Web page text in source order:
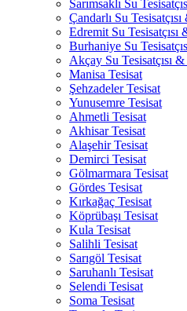
Sarımsaklı Su
Çandarlı Su
Edremit Su Tesisatçısı
Burhaniye Su
Akçay Su Tesisatçısı
Manisa Tesisat
Şehzadeler Tesisat
Yunusemre Tesisat
Ahmetli Tesisat
Akhisar Tesisat
Alaşehir Tesisat
Demirci Tesisat
Gölmarmara Tesisat
Gördes Tesisat
Kırkağaç Tesisat
Köprübaşı Tesisat
Kula Tesisat
Salihli Tesisat
Sarıgöl Tesisat
Saruhanlı Tesisat
Selendi Tesisat
Soma Tesisat